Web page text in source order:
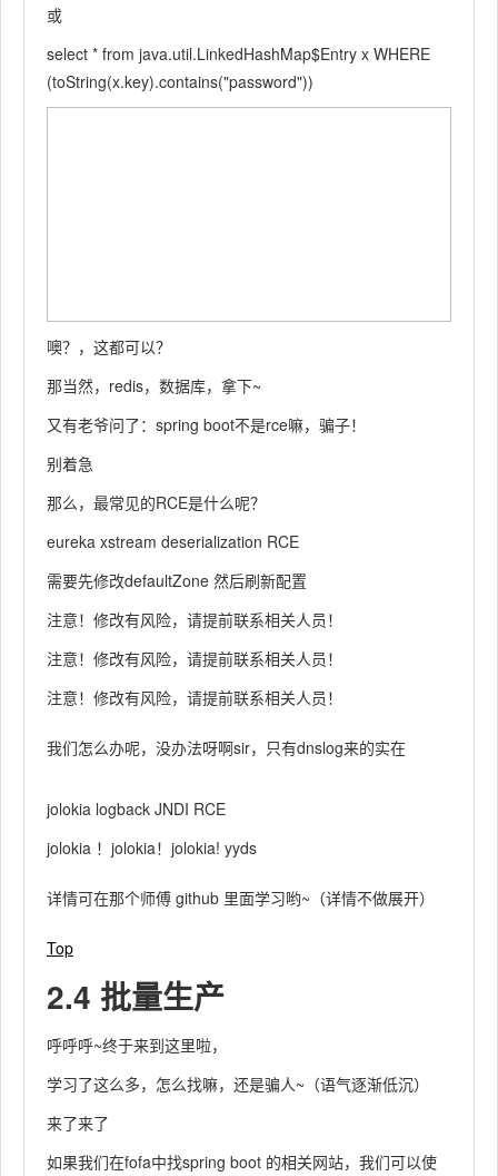
或
select * from java.util.LinkedHashMap$Entry x WHERE
(toString(x.key).contains("password"))
噢？，这都可以？
那当然，redis，数据库，拿下~
又有老爷问了：spring boot不是rce嘛，骗子！
别着急
那么，最常见的RCE是什么呢？
eureka xstream deserialization RCE
需要先修改defaultZone 然后刷新配置
注意！修改有风险，请提前联系相关人员！
注意！修改有风险，请提前联系相关人员！
注意！修改有风险，请提前联系相关人员！
我们怎么办呢，没办法呀啊sir，只有dnslog来的实在
jolokia logback JNDI RCE
jolokia ！jolokia！jolokia! yyds
详情可在那个师傅 github 里面学习哟~（详情不做展开）
Top
2.4 批量生产
呼呼呼~终于来到这里啦，
学习了这么多，怎么找嘛，还是骗人~（语气逐渐低沉）
来了来了
如果我们在fofa中找spring boot 的相关网站，我们可以使